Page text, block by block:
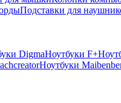
Подставки для
DigmaНоутбуки F+
Ноутбуки